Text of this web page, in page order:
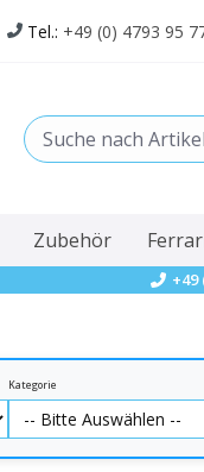
Tel.: +49 (0) 4793 95
Zubehör
+49
Kategorie